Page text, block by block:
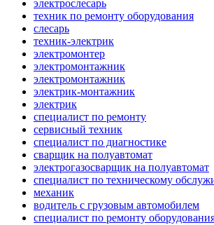
электрослесарь
техник по ремонту оборудования
слесарь
техник-электрик
электромонтер
электромонтажник
электромонтажник
электрик-монтажник
электрик
специалист по ремонту
сервисный техник
специалист по диагностике
сварщик на полуавтомат
электрогазосварщик на полуавтомат
специалист по техническому
механик
водитель с грузовым автомобилем
специалист по ремонту